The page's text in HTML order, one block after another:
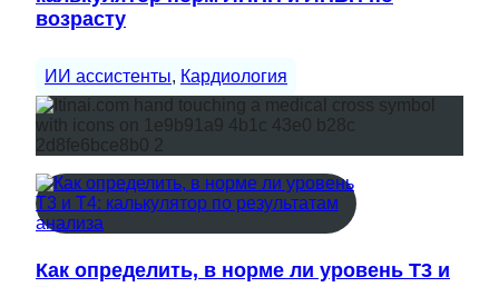
возрасту
ИИ ассистенты, Кардиология
Как определить, в норме ли уровень Т3 и